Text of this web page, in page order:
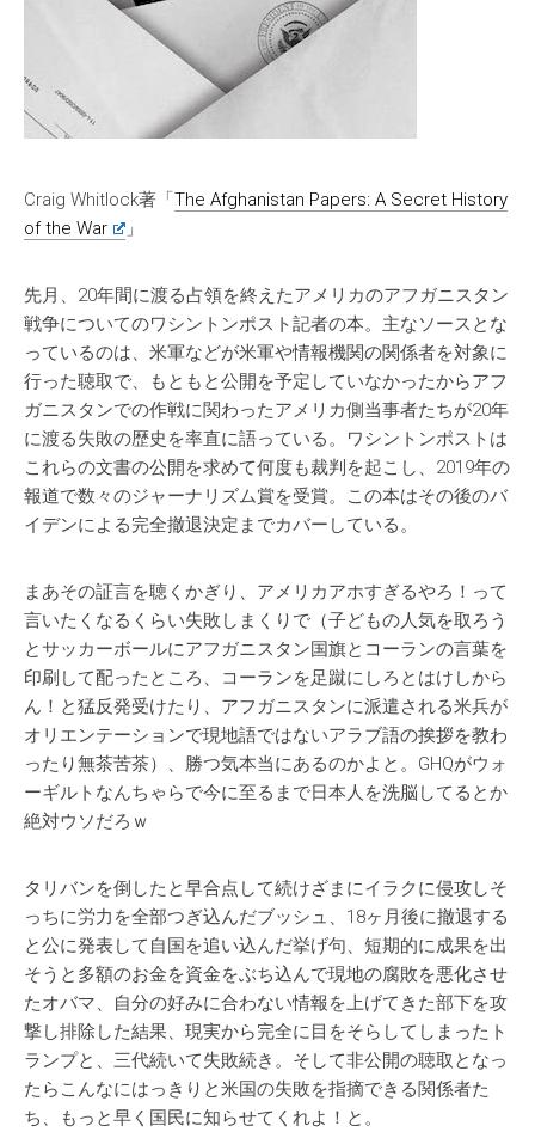
Craig Whitlock著「The Afghanistan Papers: A Secret History
of the War
」
先月、20年間に渡る占領を終えたアメリカのアフガニスタン
戦争についてのワシントンポスト記者の本。主なソースとな
っているのは、米軍などが米軍や情報機関の関係者を対象に
行った聴取で、もともと公開を予定していなかったからアフ
ガニスタンでの作戦に関わったアメリカ側当事者たちが20年
に渡る失敗の歴史を率直に語っている。ワシントンポストは
これらの文書の公開を求めて何度も裁判を起こし、2019年の
報道で数々のジャーナリズム賞を受賞。この本はその後のバ
イデンによる完全撤退決定までカバーしている。
まあその証言を聴くかぎり、アメリカアホすぎるやろ！って
言いたくなるくらい失敗しまくりで（子どもの人気を取ろう
とサッカーボールにアフガニスタン国旗とコーランの言葉を
印刷して配ったところ、コーランを足蹴にしろとはけしから
ん！と猛反発受けたり、アフガニスタンに派遣される米兵が
オリエンテーションで現地語ではないアラブ語の挨拶を教わ
ったり無茶苦茶）、勝つ気本当にあるのかよと。GHQがウォ
ーギルトなんちゃらで今に至るまで日本人を洗脳してるとか
絶対ウソだろｗ
タリバンを倒したと早合点して続けざまにイラクに侵攻しそ
っちに労力を全部つぎ込んだブッシュ、18ヶ月後に撤退する
と公に発表して自国を追い込んだ挙げ句、短期的に成果を出
そうと多額のお金を資金をぶち込んで現地の腐敗を悪化させ
たオバマ、自分の好みに合わない情報を上げてきた部下を攻
撃し排除した結果、現実から完全に目をそらしてしまったト
ランプと、三代続いて失敗続き。そして非公開の聴取となっ
たらこんなにはっきりと米国の失敗を指摘できる関係者た
ち、もっと早く国民に知らせてくれよ！と。